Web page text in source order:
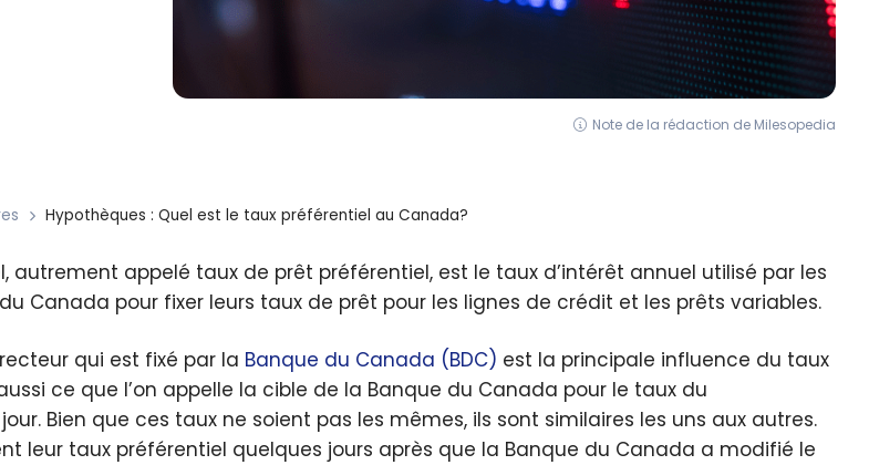
Note de la rédaction de Milesopedia
Hypothèques : Quel est le taux préférentiel au Canada?
autrement appelé taux de prêt préférentiel, est le taux d’intérêt annuel utilisé par les
Canada pour fixer leurs taux de prêt pour les lignes de crédit et les prêts variables.
qui est fixé par la Banque du Canada (BDC) est la principale influence du taux
ce que l’on appelle la cible de la Banque du Canada pour le taux du
Bien que ces taux ne soient pas les mêmes, ils sont similaires les uns aux autres.
leur taux préférentiel quelques jours après que la Banque du Canada a modifié le